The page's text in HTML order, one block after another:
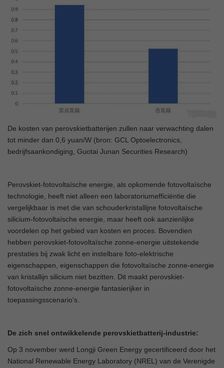
De kosten van perovskietbatterijen zullen naar verwachting dalen
tot minder dan 0,6 yuan/W (bron: GCL Optoelectronics,
bedrijfsaankondiging, Guotai Junan Securities Research)
Perovskiet-fotovoltaïsche energie, als opkomende fotovoltaïsche
technologie, heeft niet alleen een laboratoriumefficiëntie die
vergelijkbaar is met die van schouderkristallijne fotovoltaïsche
silicium-fotovoltaïsche energie, maar heeft ook aanzienlijke
voordelen op het gebied van kosten en proces. Bovendien
hebben perovskiet-fotovoltaïsche zonne-energie uitstekende
prestaties bij zwak licht en instelbare foto-elektrische
eigenschappen, eigenschappen die fotovoltaïsche zonne-energie
van kristallijn silicium niet bezitten. Dit maakt perovskiet-
fotovoltaïsche zonne-energie fantasierijker in
toepassingsscenario's.
De zich snel ontwikkelende perovskietbatterij-industrie:
Op 3 november werd Longji Green Energy gecertificeerd door het
National Renewable Energy Laboratory (NREL) van de Verenigde